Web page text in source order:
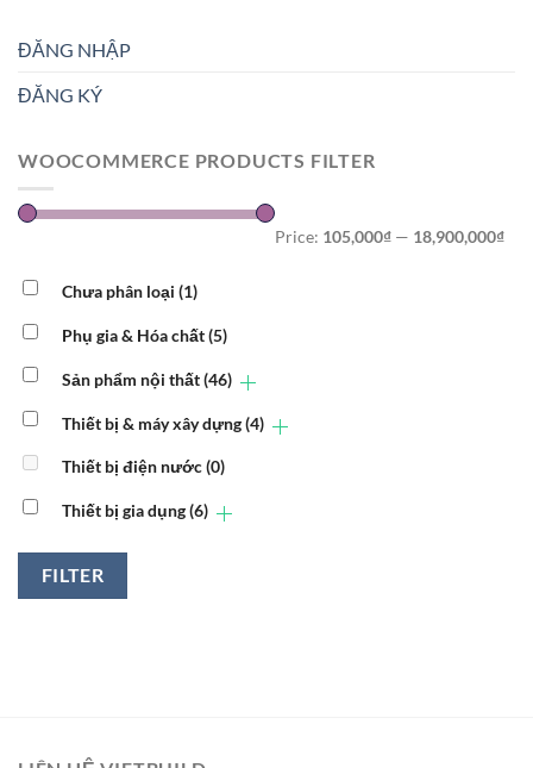
ĐĂNG NHẬP
ĐĂNG KÝ
WOOCOMMERCE PRODUCTS FILTER
Price: 105,000₫ — 18,900,000₫
Chưa phân loại (1)
Phụ gia & Hóa chất(5)
Sản phẩm nội thất(46)
Thiết bị & máy xây dựng(4)
Thiết bị điện nước(0)
Thiết bị gia dụng(6)
FILTER